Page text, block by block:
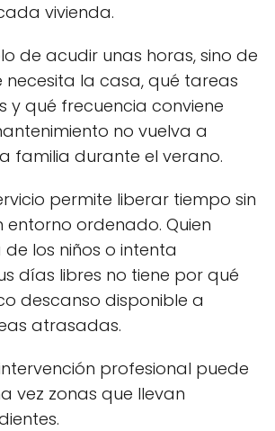
vivienda.
de acudir unas horas, sino de
necesita la casa, qué tareas
y qué frecuencia conviene
no vuelva a
familia durante el verano.
permite liberar tiempo sin
entorno ordenado. Quien
los niños o intenta
días libres no tiene por qué
descanso disponible a
atrasadas.
profesional puede
vez zonas que llevan